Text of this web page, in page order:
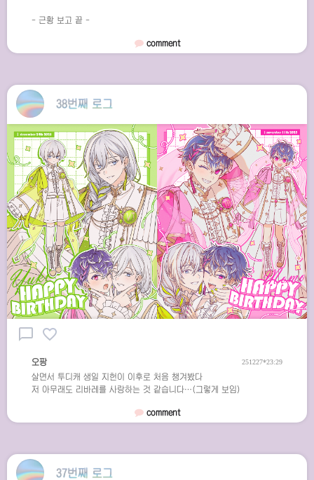
- 근황 보고 끝 -
comment
38번째 로그
chat_bubble_outline favorite_border
오팡 251227*23:29
살면서 투디캐 생일 지헌이 이후로 처음 챙겨봤다
저 아무래도 리바레를 사랑하는 것 같습니다…(그렇게 보임)
comment
37번째 로그